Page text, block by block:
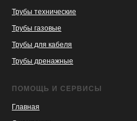
Трубы технические
Трубы газовые
Трубы для кабеля
Трубы дренажные
ПОМОЩЬ И СЕРВИСЫ
Главная